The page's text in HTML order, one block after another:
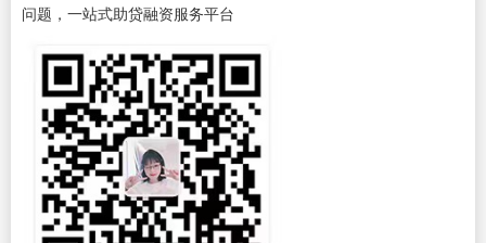
问题，一站式助贷融资服务平台